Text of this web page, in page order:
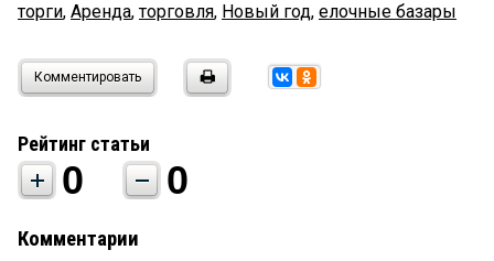
торги, Аренда,торговля, Новый год, елочные базары
Комментировать
Рейтинг статьи
0 0
Комментарии